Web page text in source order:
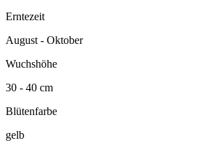
Erntezeit
August - Oktober
Wuchshöhe
30 - 40 cm
Blütenfarbe
gelb